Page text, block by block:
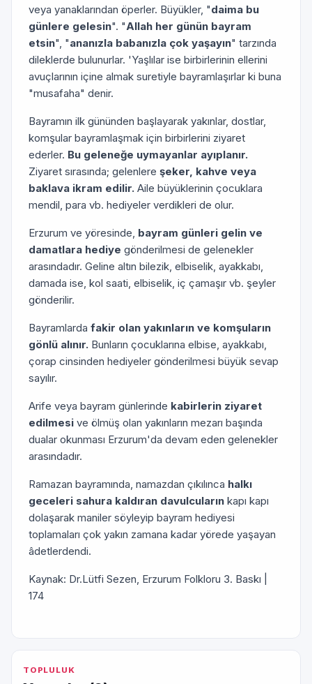
veya yanaklarından öperler. Büyükler, "daima bu
günlere gelesin". "Allah her günün bayram
etsin", "ananızla babanızla çok yaşayın" tarzında
dileklerde bulunurlar. 'Yaşlılar ise birbirlerinin ellerini
avuçlarının içine almak suretiyle bayramlaşırlar ki buna
"musafaha" denir.
Bayramın ilk gününden başlayarak yakınlar, dostlar,
komşular bayramlaşmak için birbirlerini ziyaret
ederler. Bu geleneğe uymayanlar ayıplanır.
Ziyaret sırasında; gelenlere şeker, kahve veya
baklava ikram edilir. Aile büyüklerinin çocuklara
mendil, para vb. hediyeler verdikleri de olur.
Erzurum ve yöresinde, bayram günleri gelin ve
damatlara hediye gönderilmesi de gelenekler
arasındadır. Geline altın bilezik, elbiselik, ayakkabı,
damada ise, kol saati, elbiselik, iç çamaşır vb. şeyler
gönderilir.
Bayramlarda fakir olan yakınların ve komşuların
gönlü alınır. Bunların çocuklarına elbise, ayakkabı,
çorap cinsinden hediyeler gönderilmesi büyük sevap
sayılır.
Arife veya bayram günlerinde kabirlerin ziyaret
edilmesi ve ölmüş olan yakınların mezarı başında
dualar okunması Erzurum'da devam eden gelenekler
arasındadır.
Ramazan bayramında, namazdan çıkılınca halkı
geceleri sahura kaldıran davulcuların kapı kapı
dolaşarak maniler söyleyip bayram hediyesi
toplamaları çok yakın zamana kadar yörede yaşayan
âdetlerdendi.
Kaynak: Dr.Lütfi Sezen, Erzurum Folkloru 3. Baskı |
174
TOPLULUK